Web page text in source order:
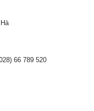
66 789 520